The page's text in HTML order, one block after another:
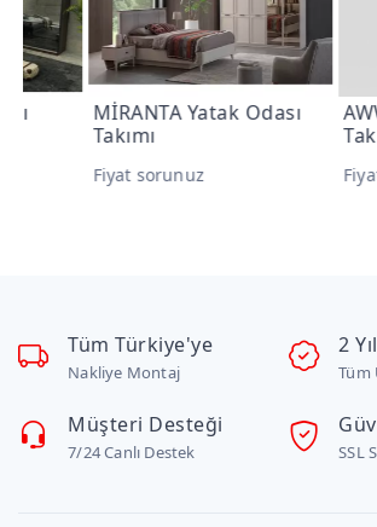
MİRANTA Yatak Odası
Fiyat sorunuz
AWWA
Fiyat
Tüm Türkiye'ye
Nakliye Montaj
2
Tüm
Müşteri Desteği
7/24 Canlı Destek SSL